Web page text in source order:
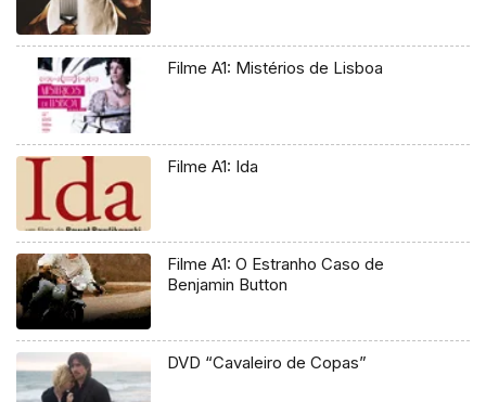
Filme A1: Mistérios de Lisboa
Filme A1: Ida
Filme A1: O Estranho Caso de
Benjamin Button
DVD “Cavaleiro de Copas”